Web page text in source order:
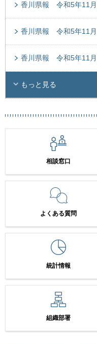
香川県報 令和5年11月
香川県報 令和5年11月
香川県報 令和5年11月
もっと見る
相談窓口
よくある質問
統計情報
組織部署